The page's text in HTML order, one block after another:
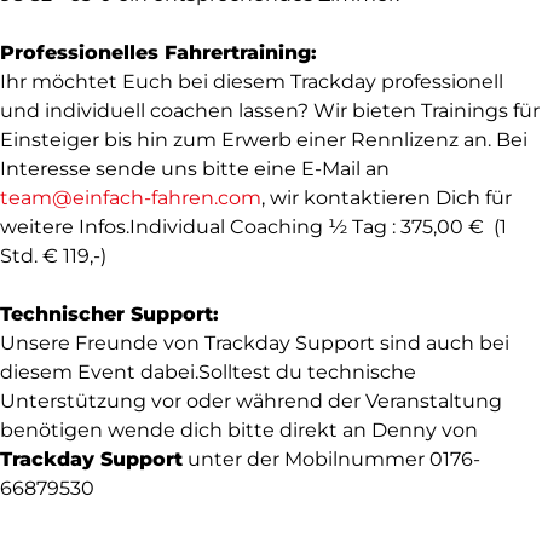
Professionelles Fahrertraining:
Ihr möchtet Euch bei diesem Trackday professionell
und individuell coachen lassen? Wir bieten Trainings für
Einsteiger bis hin zum Erwerb einer Rennlizenz an. Bei
Interesse sende uns bitte eine E-Mail an
team@einfach-fahren.com, wir kontaktieren Dich für
weitere Infos.Individual Coaching ½ Tag : 375,00 € (1
Std. € 119,-)
Technischer Support:
Unsere Freunde von Trackday Support sind auch bei
diesem Event dabei.Solltest du technische
Unterstützung vor oder während der Veranstaltung
benötigen wende dich bitte direkt an Denny von
Trackday Support unter der Mobilnummer 0176-
66879530